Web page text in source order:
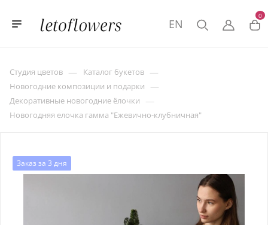
0
EN
Студия цветов — Каталог букетов —
Новогодние композиции и подарки —
Декоративные новогодние ёлочки —
Новогодняя елочка гамма "Ежевично-клубничная"
Заказ за 3 дня